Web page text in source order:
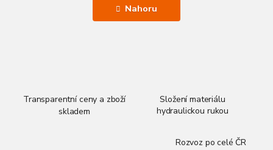
l
á
n
k
Nahoru
Transparentní ceny a zboží
skladem
Složení materiálu
hydraulickou rukou
Rozvoz po celé ČR